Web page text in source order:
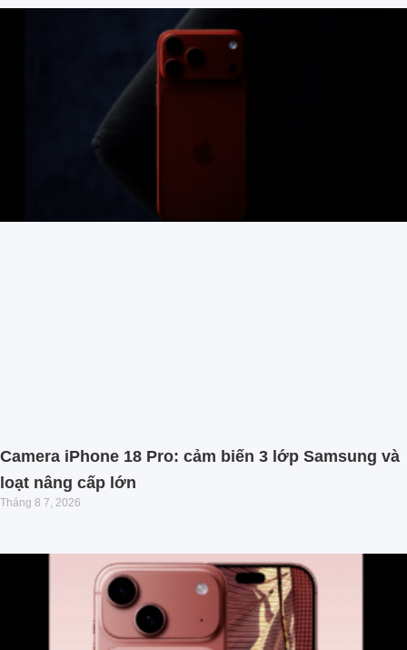
Camera iPhone 18 Pro: cảm biến 3 lớp Samsung và
loạt nâng cấp lớn
Tháng 8 7, 2026